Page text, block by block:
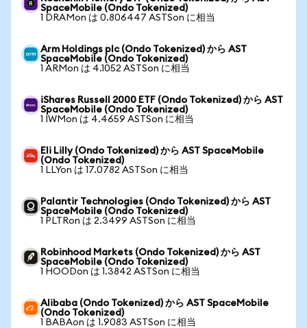
SpaceMobile (Ondo Tokenized)
1 DRAMon は 0.806447 ASTSon に相当
Arm Holdings plc (Ondo Tokenized) から AST
SpaceMobile (Ondo Tokenized)
1 ARMon は 4.1052 ASTSon に相当
iShares Russell 2000 ETF (Ondo Tokenized) から AST
SpaceMobile (Ondo Tokenized)
1 IWMon は 4.4659 ASTSon に相当
Eli Lilly (Ondo Tokenized) から AST SpaceMobile
(Ondo Tokenized)
1 LLYon は 17.0782 ASTSon に相当
Palantir Technologies (Ondo Tokenized) から AST
SpaceMobile (Ondo Tokenized)
1 PLTRon は 2.3499 ASTSon に相当
Robinhood Markets (Ondo Tokenized) から AST
SpaceMobile (Ondo Tokenized)
1 HOODon は 1.3842 ASTSon に相当
Alibaba (Ondo Tokenized) から AST SpaceMobile
(Ondo Tokenized)
1 BABAon は 1.9083 ASTSon に相当